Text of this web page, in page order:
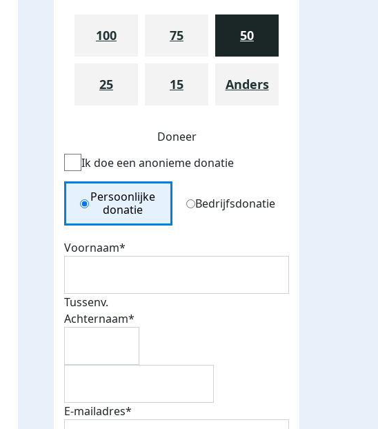
100 75 50
25 15 Anders
Doneer
Ik doe een anonieme donatie
Donation Type
Persoonlijke
donatie
Bedrijfsdonatie
Voornaam*
Tussenv.
Achternaam*
E-mailadres*